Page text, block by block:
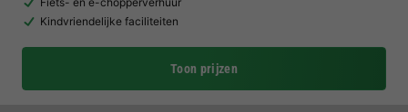
Kindvriendelijke faciliteiten
Toon prijzen